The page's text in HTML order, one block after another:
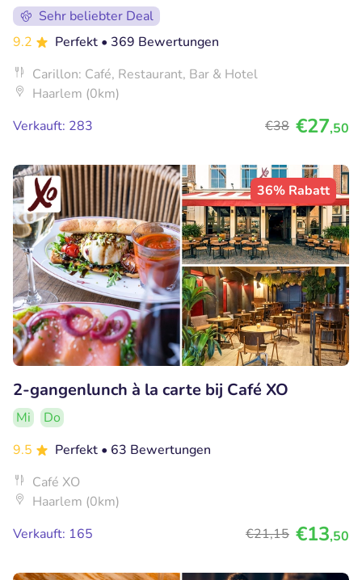
Sehr beliebter Deal
9.2
Perfekt • 369 Bewertungen
Carillon: Café, Restaurant, Bar & Hotel
Haarlem (0km)
Verkauft: 283
€38 €27,50
36% Rabatt
2-gangenlunch à la carte bij Café XO
Mi
Do
9.5
Perfekt • 63 Bewertungen
Café XO
Haarlem (0km)
Verkauft: 165
€21,15 €13,50